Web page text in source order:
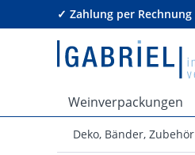
✓ Zahlung per Rechnung
Weinverpackungen
Deko, Bänder, Zubehör